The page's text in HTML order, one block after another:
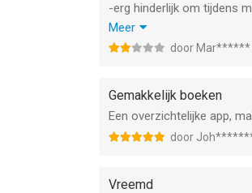
-erg hinderlijk om tijdens
zeer regelmatig door deze
optie specifiek uit te
-de reisperiode in de app
Meer
door Mar******
Gemakkelijk boeken
Een overzichtelijke app,
door
Vreemd